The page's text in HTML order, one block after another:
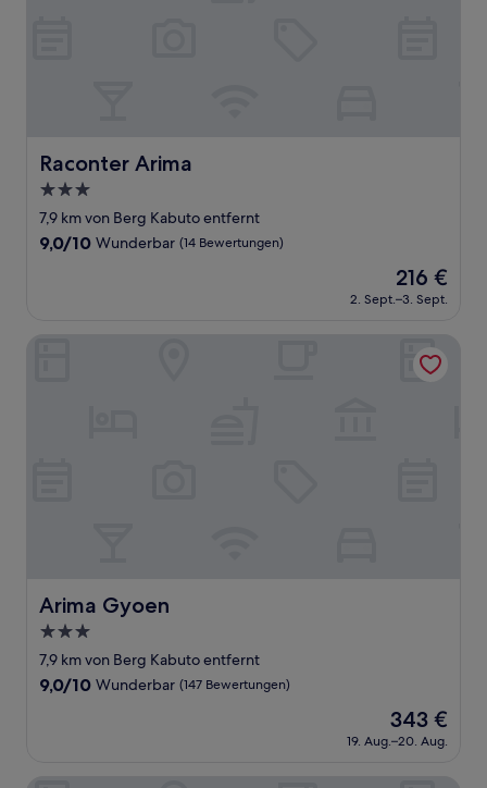
Raconter Arima
Raconter Arima
3.0-
Sterne-
Unterkunft
7,9 km von Berg Kabuto entfernt
9.0
Bewertungen)
9,0/10 Wunderbar (14 Bewertungen)
Der
Preis
beträgt
216 €
2. Sept.–3. Sept.
Arima Gyoen
Arima Gyoen
3.0-
Sterne-
Unterkunft
7,9 km von Berg Kabuto entfernt
9.0
Bewertungen)
9,0/10 Wunderbar (147 Bewertungen)
Der
Preis
beträgt
343 €
19. Aug.–20. Aug.